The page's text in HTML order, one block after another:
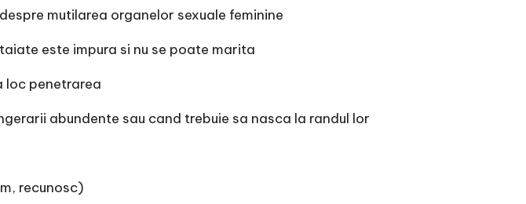
mutilarea organelor sexuale feminine
este impura si nu se poate marita
loc penetrarea
abundente sau cand trebuie sa nasca la randul lor
recunosc)